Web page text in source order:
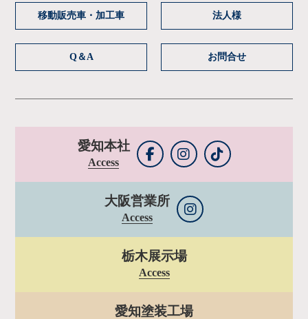
移動販売車・加工車 法人様
Q＆A お問合せ
愛知本社
Access
大阪営業所
Access
栃木展示場
Access
愛知塗装工場